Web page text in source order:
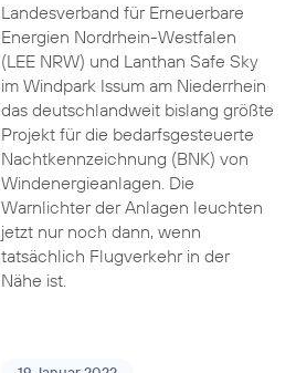
Landesverband für Erneuerbare
Energien Nordrhein-Westfalen
(LEE NRW) und Lanthan Safe Sky
im Windpark Issum am Niederrhein
das deutschlandweit bislang größte
Projekt für die bedarfsgesteuerte
Nachtkennzeichnung (BNK) von
Windenergieanlagen. Die
Warnlichter der Anlagen leuchten
jetzt nur noch dann, wenn
tatsächlich Flugverkehr in der
Nähe ist.